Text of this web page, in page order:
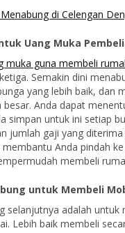
di Celengan
Uang Muka
muka guna membeli
Semakin dini
yang lebih baik, dan
besar. Anda dapat
simpan untuk ini setiap
jumlah gaji yang diterima
Anda pindah
membeli
untuk Membeli
selanjutnya adalah untuk
Lebih baik membeli